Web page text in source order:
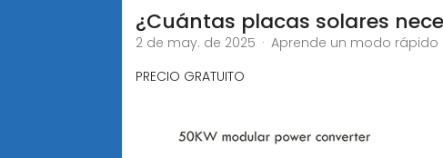
¿Cuántas placas solares
2 de may. de 2025 · Aprende un modo
PRECIO GRATUITO